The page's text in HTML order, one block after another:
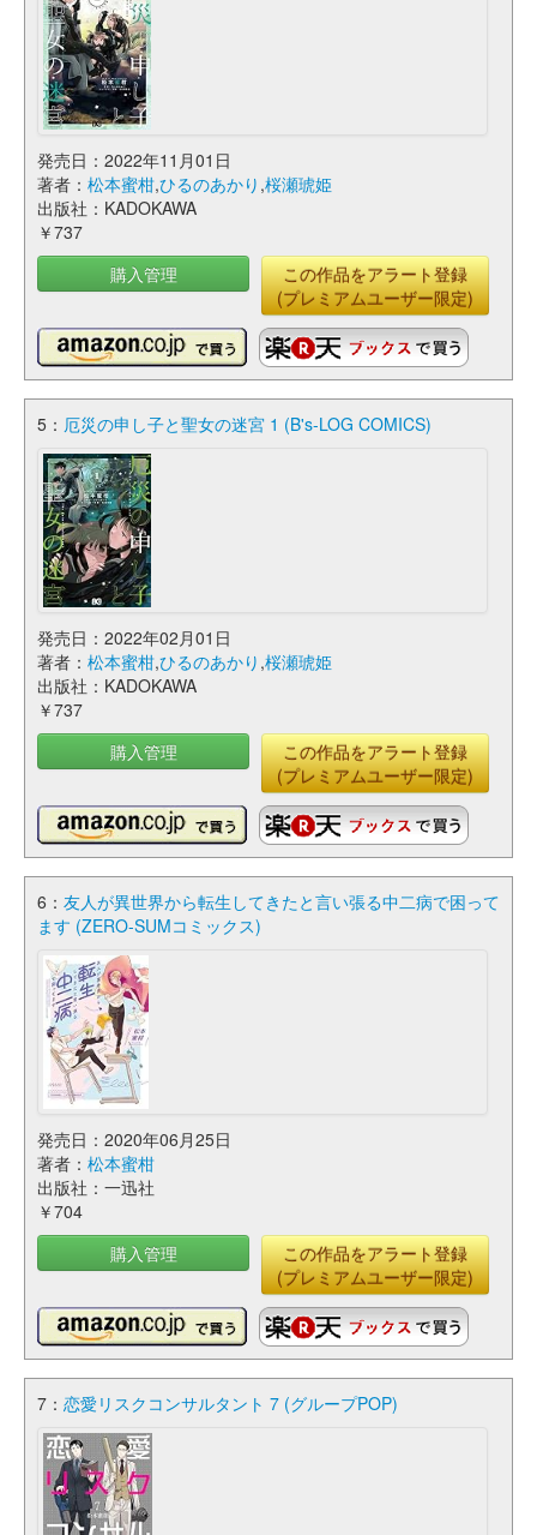
発売日：2022年11月01日
著者： 松本蜜柑,ひるのあかり ,桜瀬琥姫
出版社：KADOKAWA
￥737
購入管理
この作品をアラート登録
(プレミアムユーザー限定)
5： 厄災の申し子と聖女の迷宮 1 (B's-LOG COMICS)
発売日：2022年02月01日
著者： 松本蜜柑,ひるのあかり ,桜瀬琥姫
出版社：KADOKAWA
￥737
購入管理
この作品をアラート登録
(プレミアムユーザー限定)
6： 友人が異世界から転生してきたと言い張る中二病で困って
ます (ZERO-SUMコミックス)
発売日：2020年06月25日
著者： 松本蜜柑
出版社：一迅社
￥704
購入管理
この作品をアラート登録
(プレミアムユーザー限定)
7： 恋愛リスクコンサルタント 7 (グループPOP)